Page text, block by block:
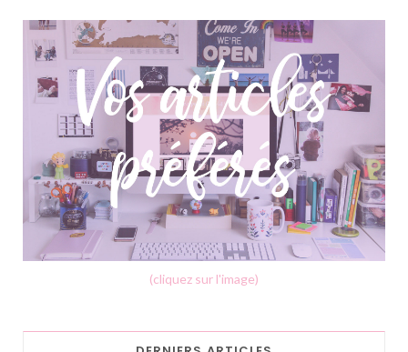
(cliquez sur l'image)